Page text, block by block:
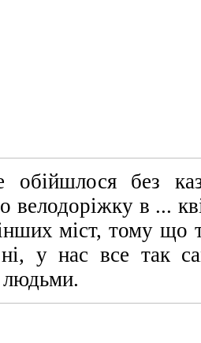
без
велодоріжку в ...
міст, тому що
у нас все так
людьми.